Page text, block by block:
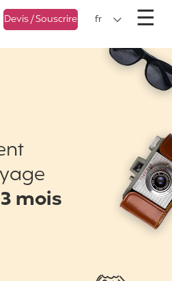
Voyages
85 50 50
Devis / Souscrire fr ☰
mois